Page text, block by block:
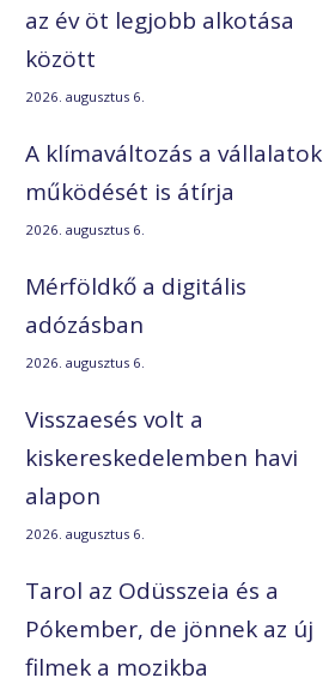
az év öt legjobb alkotása
között
2026. augusztus 6.
A klímaváltozás a vállalatok
működését is átírja
2026. augusztus 6.
Mérföldkő a digitális
adózásban
2026. augusztus 6.
Visszaesés volt a
kiskereskedelemben havi
alapon
2026. augusztus 6.
Tarol az Odüsszeia és a
Pókember, de jönnek az új
filmek a mozikba